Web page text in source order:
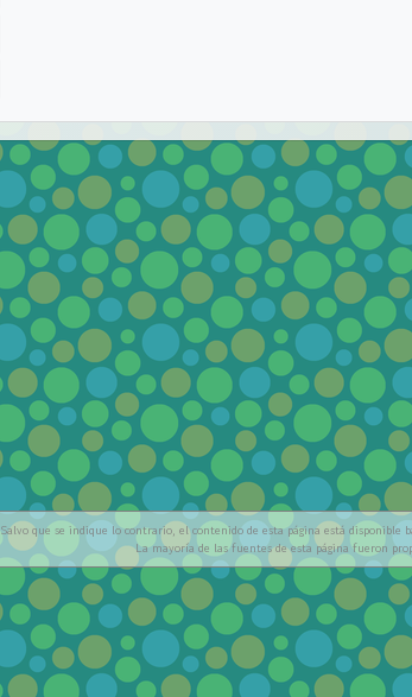
Salvo que se indique lo contrario, el contenido de esta página está disponible
La mayoría de las fuentes de esta página fueron